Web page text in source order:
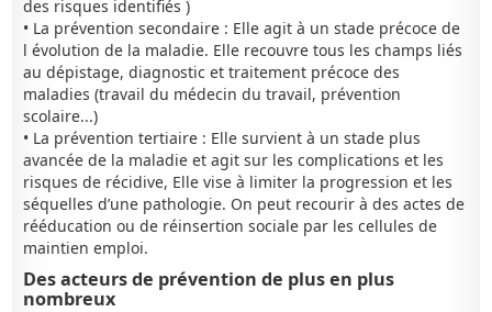
des risques identifiés )
• La prévention secondaire : Elle agit à un stade précoce de
l évolution de la maladie. Elle recouvre tous les champs liés
au dépistage, diagnostic et traitement précoce des
maladies (travail du médecin du travail, prévention
scolaire...)
• La prévention tertiaire : Elle survient à un stade plus
avancée de la maladie et agit sur les complications et les
risques de récidive, Elle vise à limiter la progression et les
séquelles d’une pathologie. On peut recourir à des actes de
rééducation ou de réinsertion sociale par les cellules de
maintien emploi.
Des acteurs de prévention de plus en plus
nombreux